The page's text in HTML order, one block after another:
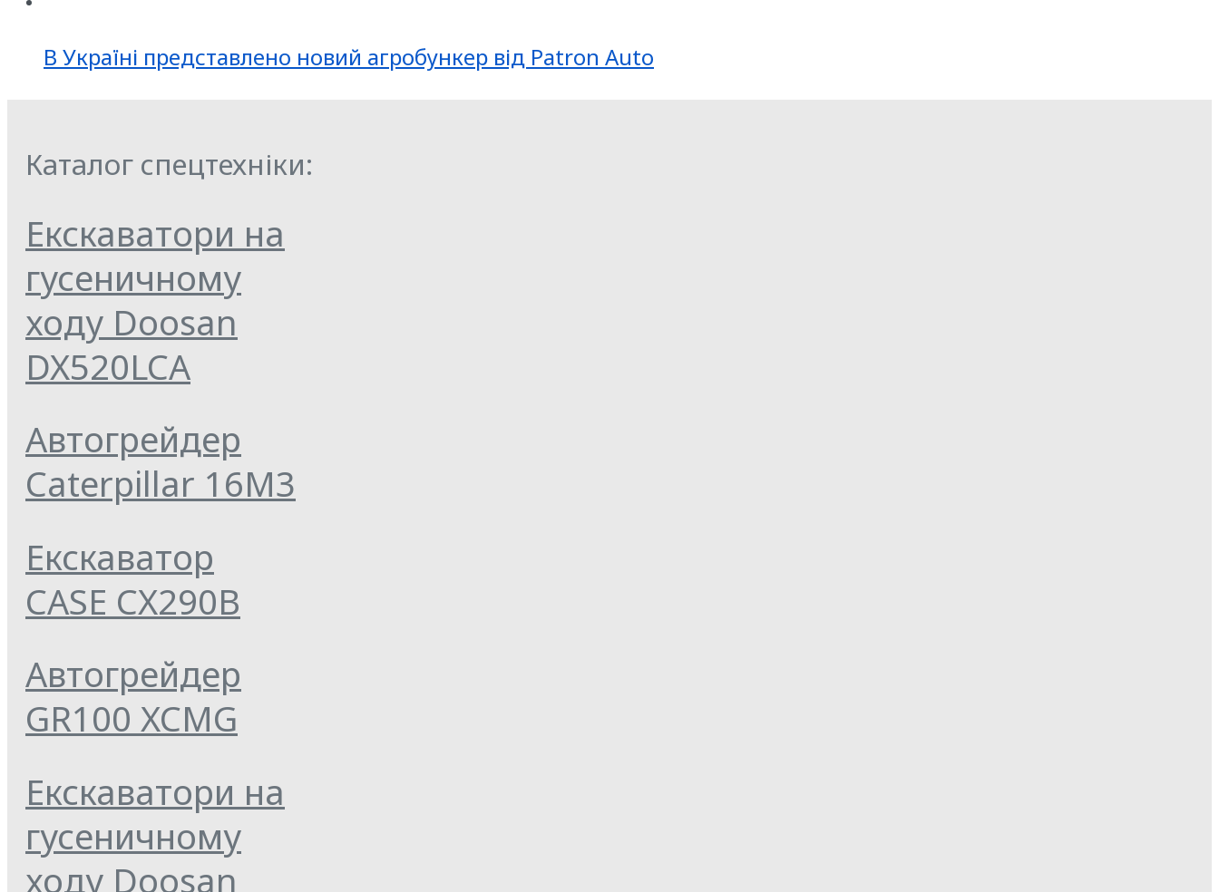
В Україні представлено новий агробункер від Patron Auto
Каталог спецтехніки:
Екскаватори на
гусеничному
ходу Doosan
DX520LCA
Автогрейдер
Caterpillar 16M3
Екскаватор
CASE CX290B
Автогрейдер
GR100 XCMG
Екскаватори на
гусеничному
ходу Doosan